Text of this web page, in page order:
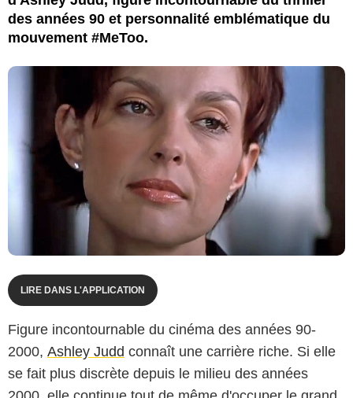
des années 90 et personnalité emblématique du
mouvement #MeToo.
LIRE DANS L'APPLICATION
Figure incontournable du cinéma des années 90-
2000, Ashley Judd connaît une carrière riche. Si elle
se fait plus discrète depuis le milieu des années